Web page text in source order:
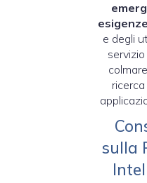
e degli
sulla